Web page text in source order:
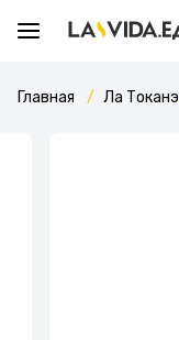
Главная Ла Токанэ